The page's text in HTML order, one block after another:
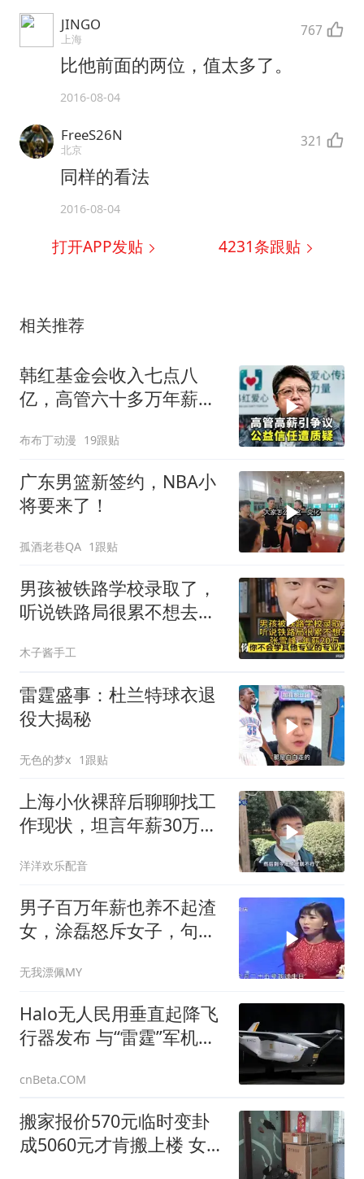
JINGO
上海 767
比他前面的两位，值太多了。
2016-08-04
FreeS26N
北京 321
同样的看法
2016-08-04
打开APP发贴 4231条跟贴
相关推荐
韩红基金会收入七点八
亿，高管六十多万年薪引
布布丁动漫 19跟贴
广东男篮新签约，NBA小
将要来了！
孤酒老巷QA 1跟贴
男孩被铁路学校录取了，
听说铁路局很累不想去，
木子酱手工
雷霆盛事：杜兰特球衣退
役大揭秘
无色的梦x 1跟贴
上海小伙裸辞后聊聊找工
作现状，坦言年薪30万的
洋洋欢乐配音
男子百万年薪也养不起渣
女，涂磊怒斥女子，句句
无我漂佩MY
Halo无人民用垂直起降飞
行器发布 与“雷霆”军机核
cnBeta.COM
搬家报价570元临时变卦
成5060元才肯搬上楼 女子